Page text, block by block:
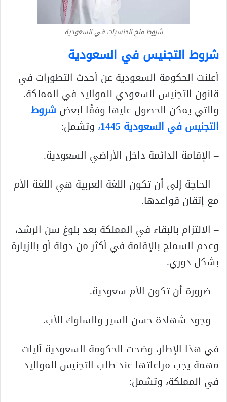
شروط منح الجنسيات في السعودية
شروط التجنيس في السعودية
أعلنت الحكومة السعودية عن أحدث التطورات في
قانون التجنيس السعودي للمواليد في المملكة.
والتي يمكن الحصول عليها وفقًا لبعض شروط
التجنيس في السعودية 1445
، وتشمل:
– الإقامة الدائمة داخل الأراضي السعودية.
– الحاجة إلى أن تكون اللغة العربية هي اللغة الأم
مع إتقان قواعدها.
– الالتزام بالبقاء في المملكة بعد بلوغ سن الرشد،
وعدم السماح بالإقامة في أكثر من دولة أو بالزيارة
بشكل دوري.
– ضرورة أن تكون الأم سعودية.
– وجود شهادة حسن السير والسلوك للأب.
في هذا الإطار، وضحت الحكومة السعودية آليات
مهمة يجب مراعاتها عند طلب التجنيس للمواليد
في المملكة، وتشمل: